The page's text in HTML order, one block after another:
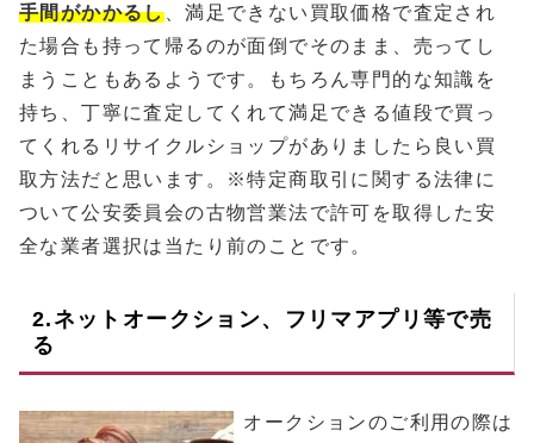
手間がかかるし、満足できない買取価格で査定され
た場合も持って帰るのが面倒でそのまま、売ってし
まうこともあるようです。もちろん専門的な知識を
持ち、丁寧に査定してくれて満足できる値段で買っ
てくれるリサイクルショップがありましたら良い買
取方法だと思います。※特定商取引に関する法律に
ついて公安委員会の古物営業法で許可を取得した安
全な業者選択は当たり前のことです。
2.ネットオークション、フリマアプリ等で売
る
オークションのご利用の際は